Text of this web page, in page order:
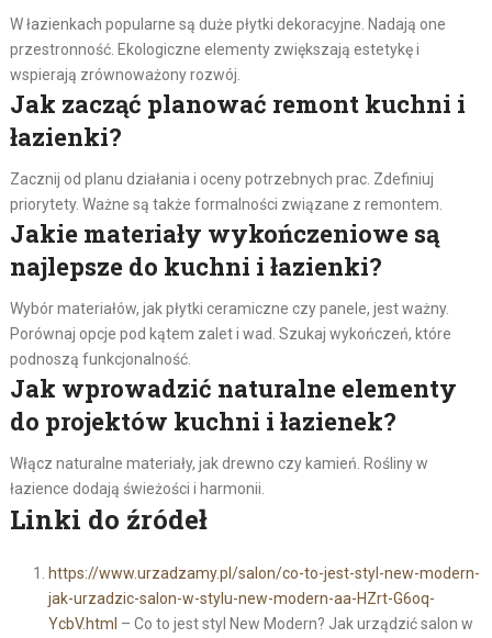
W łazienkach popularne są duże płytki dekoracyjne. Nadają one
przestronność. Ekologiczne elementy zwiększają estetykę i
wspierają zrównoważony rozwój.
Jak zacząć planować remont kuchni i
łazienki?
Zacznij od planu działania i oceny potrzebnych prac. Zdefiniuj
priorytety. Ważne są także formalności związane z remontem.
Jakie materiały wykończeniowe są
najlepsze do kuchni i łazienki?
Wybór materiałów, jak płytki ceramiczne czy panele, jest ważny.
Porównaj opcje pod kątem zalet i wad. Szukaj wykończeń, które
podnoszą funkcjonalność.
Jak wprowadzić naturalne elementy
do projektów kuchni i łazienek?
Włącz naturalne materiały, jak drewno czy kamień. Rośliny w
łazience dodają świeżości i harmonii.
Linki do źródeł
https://www.urzadzamy.pl/salon/co-to-jest-styl-new-modern-
jak-urzadzic-salon-w-stylu-new-modern-aa-HZrt-G6oq-
YcbV.html – Co to jest styl New Modern? Jak urządzić salon w